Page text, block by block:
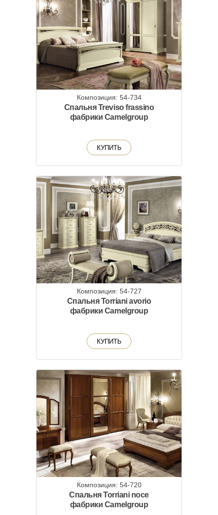
Композиция: 54-734
Спальня Treviso frassino
фабрики Camelgroup
КУПИТЬ
Композиция: 54-727
Спальня Torriani avorio
фабрики Camelgroup
КУПИТЬ
Композиция: 54-720
Спальня Torriani noce
фабрики Camelgroup